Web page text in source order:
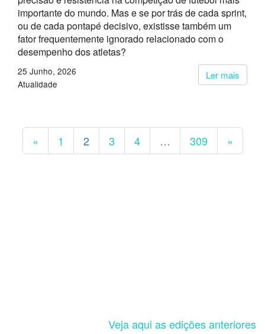
importante do mundo. Mas e se por trás de cada sprint,
ou de cada pontapé decisivo, existisse também um
fator frequentemente ignorado relacionado com o
desempenho dos atletas?
Ler mais
25 Junho, 2026
Atualidade
« 1 2 3 4 … 309 »
Veja aqui as edições anteriores